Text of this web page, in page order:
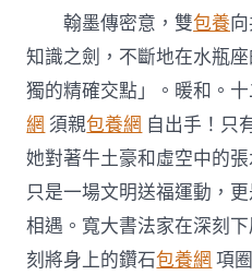
翰墨傳密意，雙包養
知識之劍，不斷地在水瓶
獨的精確交點」。暖和。
網 須親包養網 自出手！只
她對著牛土豪和虛空中的張
只是一場文明送福運動，
相遇。寬大書法家在深刻
刻將身上的鑽石包養網 項